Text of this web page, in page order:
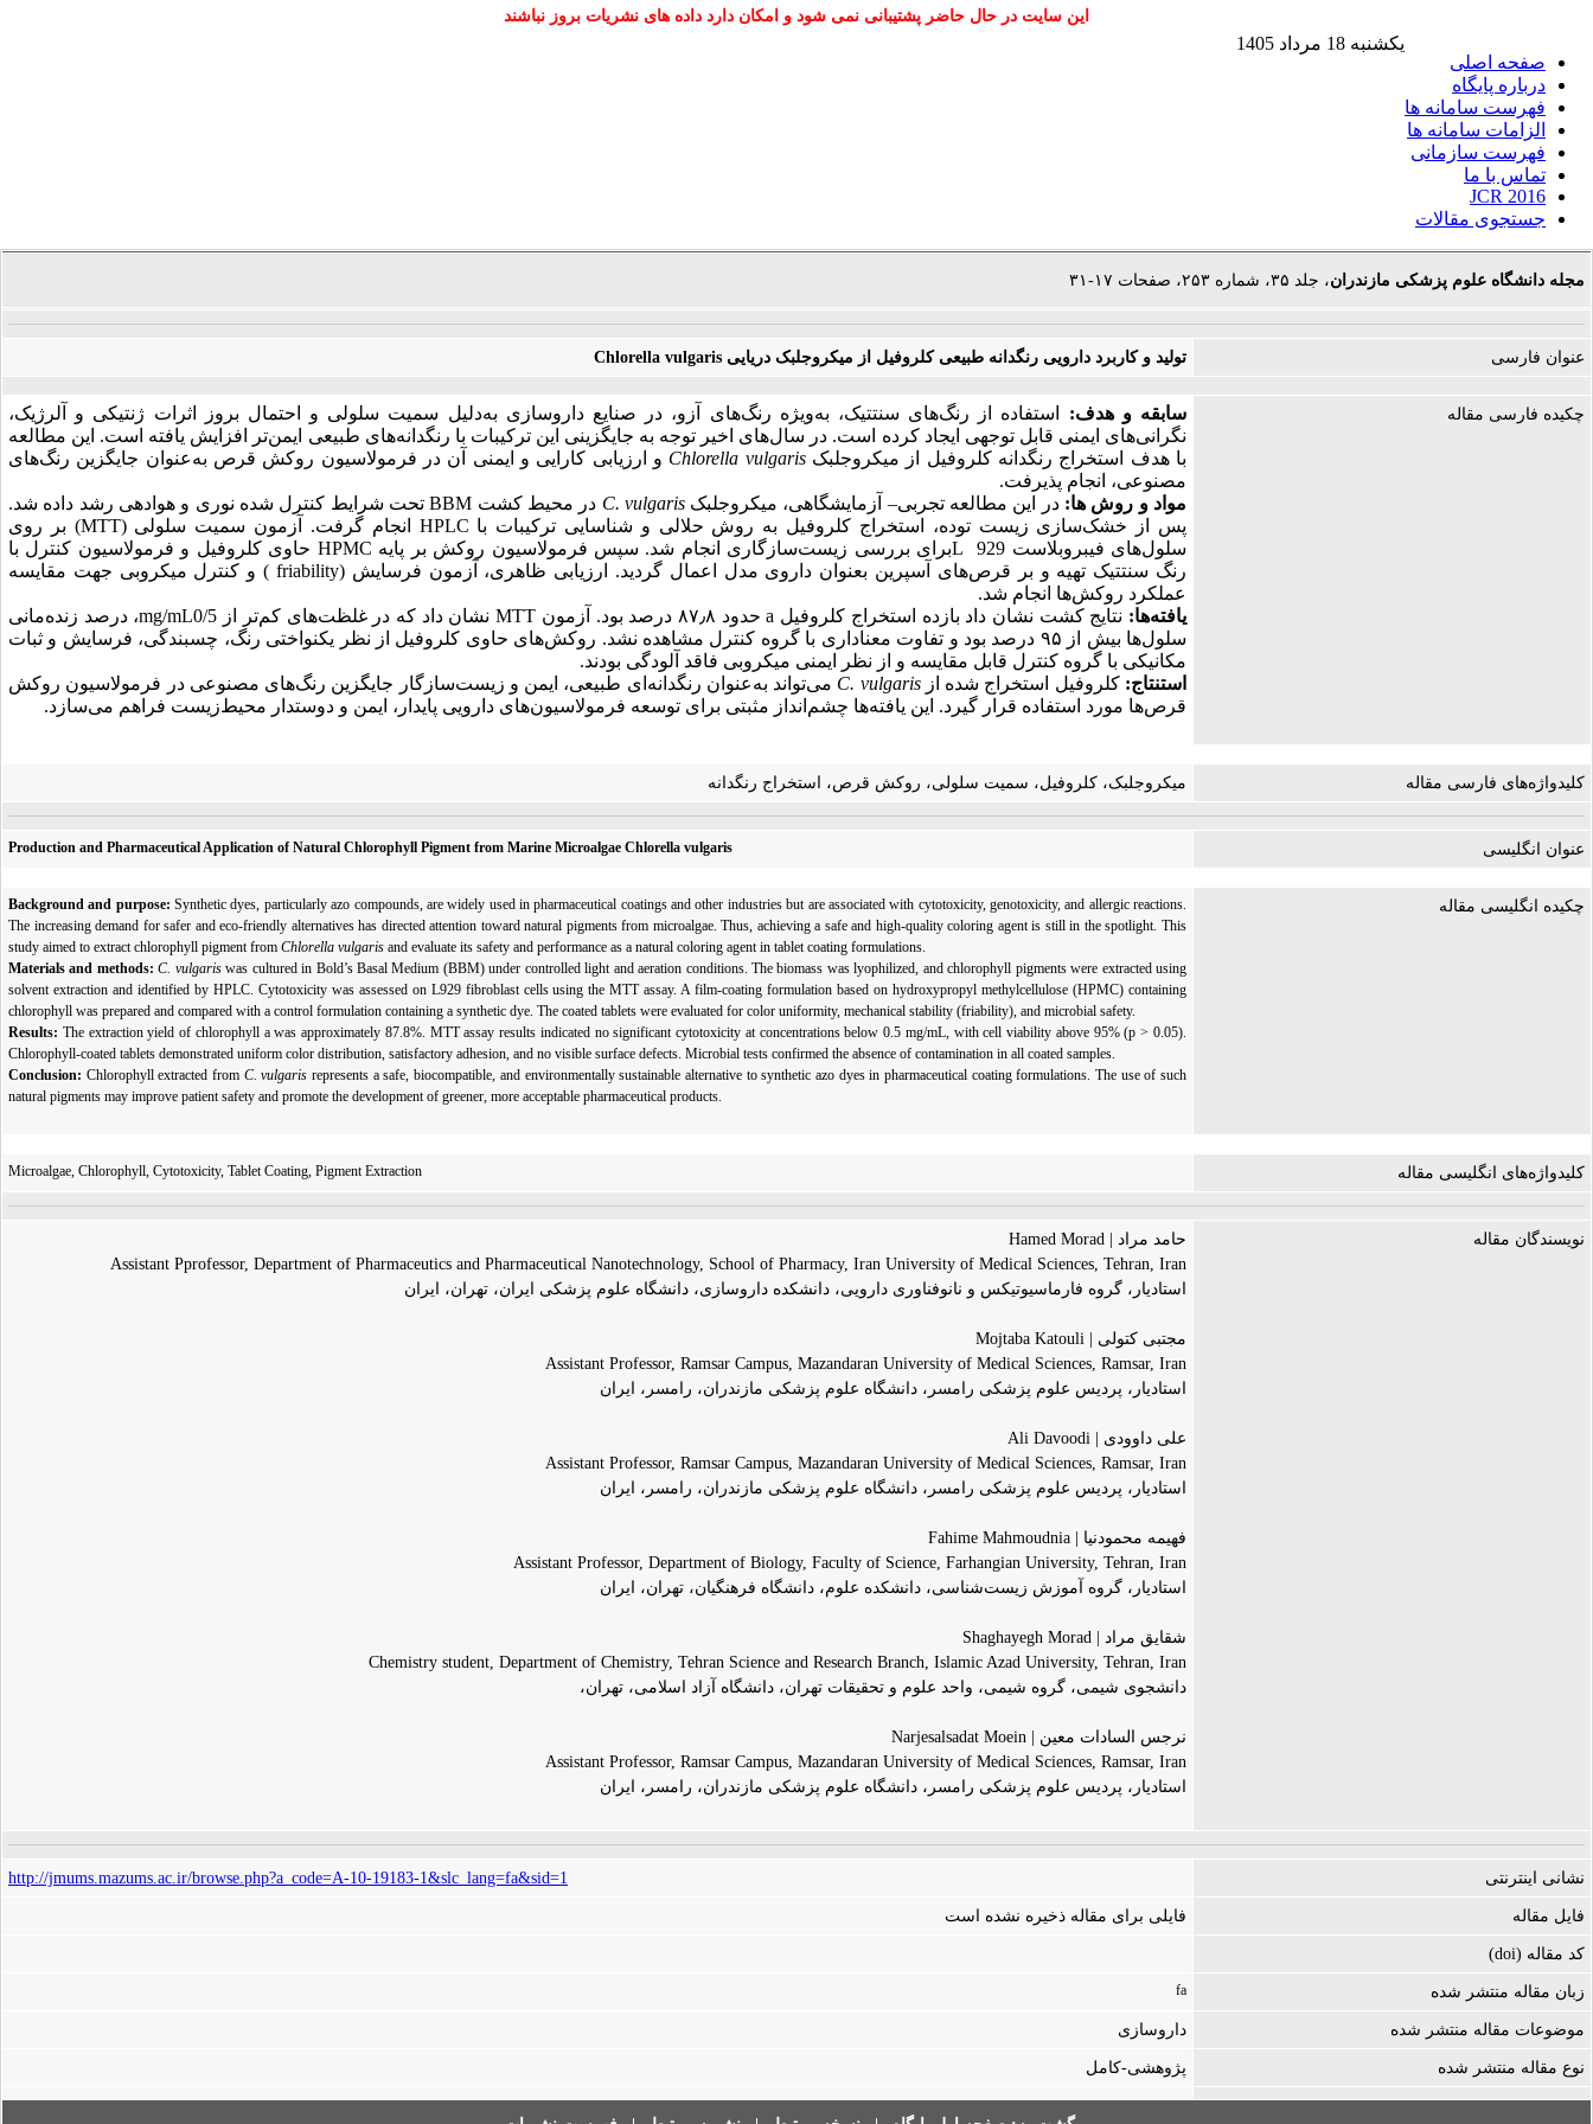
این سایت در حال حاضر پشتیبانی نمی شود و امکان دارد داده های نشریات بروز نباشند
صفحه اصلی
درباره پایگاه
فهرست سامانه ها
الزامات سامانه ها
فهرست سازمانی
تماس با ما
JCR 2016
جستجوی مقالات
یکشنبه 18 مرداد 1405
مجله دانشگاه علوم پزشکی مازندران، جلد ۳۵، شماره ۲۵۳، صفحات ۱۷-۳۱
عنوان فارسی تولید و کاربرد دارویی رنگدانه طبیعی کلروفیل از میکروجلبک دریایی Chlorella vulgaris
چکیده فارسی مقاله سابقه و هدف:
استفاده از رنگ‌های سنتتیک، به‌ویژه رنگ‌های آزو، در صنایع داروسازی به‌دلیل سمیت سلولی و احتمال بروز اثرات ژنتیکی و آلرژیک،
نگرانی‌های ایمنی قابل ‌توجهی ایجاد کرده است. در سال‌های اخیر توجه به جایگزینی این ترکیبات با رنگدانه‌های طبیعی ایمن‌تر افزایش یافته است. این مطالعه
با هدف استخراج رنگدانه کلروفیل از میکروجلبکChlorella vulgaris و
ارزیابی کارایی و ایمنی آن در فرمولاسیون روکش قرص به‌عنوان جایگزین رنگ‌های
مصنوعی، انجام پذیرفت.
مواد و روش ها: در این مطالعه تجربی– آزمایشگاهی، میکروجلبکC. vulgaris در محیط کشت تحت شرایط کنترل ‌شده نوری و هوادهی رشد داده شد.
پس از خشک‌سازی زیست ‌توده، استخراج کلروفیل به روش حلالی و شناسایی ترکیبات با
انجام گرفت. آزمون سمیت سلولی (MTT) بر روی
سلول‌های فیبروبلاست 929
برای بررسی زیست‌سازگاری انجام شد. سپس فرمولاسیون روکش بر پایه
حاوی کلروفیل و فرمولاسیون کنترل با
رنگ سنتتیک تهیه و بر قرص‌های آسپرین بعنوان داروی مدل اعمال گردید. ارزیابی ظاهری، آزمون فرسایش (friability ) و کنترل میکروبی جهت مقایسه
عملکرد روکش‌ها انجام شد.
یافتهها: نتایج کشت نشان داد بازده استخراج کلروفیل حدود ۸۷ ٫۸ درصد بود. آزمون نشان داد که در غلظت‌های کم‌تر از 0/5 mg/mL، درصد زنده‌مانی
سلول‌ها بیش از ۹۵ درصد بود و تفاوت معناداری با گروه کنترل مشاهده نشد. روکش‌های حاوی کلروفیل از نظر یکنواختی رنگ، چسبندگی، فرسایش و ثبات
مکانیکی با گروه کنترل قابل مقایسه و از نظر ایمنی میکروبی فاقد آلودگی بودند.
استنتاج: کلروفیل استخراج‌ شده ازC. vulgaris می‌تواند به‌عنوان رنگدانه‌ای طبیعی، ایمن و زیست‌سازگار جایگزین رنگ‌های مصنوعی در فرمولاسیون روکش
قرص‌ها مورد استفاده قرار گیرد. این یافته‌ها چشم‌انداز مثبتی برای توسعه فرمولاسیون‌های دارویی پایدار، ایمن و دوستدار محیط‌زیست فراهم می‌سازد.
کلیدواژه‌های فارسی مقاله میکروجلبک، کلروفیل، سمیت سلولی، روکش قرص، استخراج رنگدانه
عنوان انگلیسی Production and Pharmaceutical Application of Natural Chlorophyll Pigment from Marine Microalgae Chlorella vulgaris
چکیده انگلیسی مقاله Background and purpose: Synthetic dyes, particularly azo compounds, are widely used in pharmaceutical coatings and other industries but are associated with cytotoxicity, genotoxicity, and allergic reactions.
The increasing demand for safer and eco-friendly alternatives has directed attention toward natural pigments from microalgae. Thus, achieving a safe and high-quality coloring agent is still in the spotlight. This
study aimed to extract chlorophyll pigment from Chlorella vulgaris and evaluate its safety and performance as a natural coloring agent in tablet coating formulations.
Materials and methods: C. vulgariswas cultured in Bold’s Basal Medium (BBM) under controlled light and aeration conditions. The biomass was lyophilized, and chlorophyll pigments were extracted using
solvent extraction and identified by HPLC. Cytotoxicity was assessed on L929 fibroblast cells using the MTT assay. A film-coating formulation based on hydroxypropyl methylcellulose (HPMC) containing
chlorophyll was prepared and compared with a control formulation containing a synthetic dye. The coated tablets were evaluated for color uniformity, mechanical stability (friability), and microbial safety.
Results: The extraction yield of chlorophyll a was approximately 87.8%. MTT assay results indicated no significant cytotoxicity at concentrations below 0.5 mg/mL, with cell viability above 95% (p > 0.05).
Chlorophyll-coated tablets demonstrated uniform color distribution, satisfactory adhesion, and no visible surface defects. Microbial tests confirmed the absence of contamination in all coated samples.
Conclusion: Chlorophyll extracted from C. vulgaris represents a safe, biocompatible, and environmentally sustainable alternative to synthetic azo dyes in pharmaceutical coating formulations. The use of such
natural pigments may improve patient safety and promote the development of greener, more acceptable pharmaceutical products.
کلیدواژه‌های انگلیسی مقاله Microalgae, Chlorophyll, Cytotoxicity, Tablet Coating, Pigment Extraction
نویسندگان مقاله
حامد مراد | Hamed Morad
Assistant Pprofessor, Department of Pharmaceutics and Pharmaceutical Nanotechnology, School of Pharmacy, Iran University of Medical Sciences, Tehran, Iran
استادیار، گروه فارماسیوتیکس و نانوفناوری دارویی، دانشکده داروسازی، دانشگاه علوم پزشکی ایران، تهران، ایران
مجتبی کتولی | Mojtaba Katouli
Assistant Professor, Ramsar Campus, Mazandaran University of Medical Sciences, Ramsar, Iran
استادیار، پردیس علوم پزشکی رامسر، دانشگاه علوم پزشکی مازندران، رامسر، ایران
علی داوودی | Ali Davoodi
Assistant Professor, Ramsar Campus, Mazandaran University of Medical Sciences, Ramsar, Iran
استادیار، پردیس علوم پزشکی رامسر، دانشگاه علوم پزشکی مازندران، رامسر، ایران
فهیمه محمودنیا | Fahime Mahmoudnia
Assistant Professor, Department of Biology, Faculty of Science, Farhangian University, Tehran, Iran
استادیار، گروه آموزش زیست‌شناسی، دانشکده علوم، دانشگاه فرهنگیان، تهران، ایران
شقایق مراد | Shaghayegh Morad
Chemistry student, Department of Chemistry, Tehran Science and Research Branch, Islamic Azad University, Tehran, Iran
دانشجوی شیمی، گروه شیمی، واحد علوم و تحقیقات تهران، دانشگاه آزاد اسلامی، تهران،
نرجس السادات معین | Narjesalsadat Moein
Assistant Professor, Ramsar Campus, Mazandaran University of Medical Sciences, Ramsar, Iran
استادیار، پردیس علوم پزشکی رامسر، دانشگاه علوم پزشکی مازندران، رامسر، ایران
نشانی اینترنتی http://jmums.mazums.ac.ir/browse.php?a_code=A-10-19183-1&slc_lang=fa&sid=1
فایل مقاله فایلی برای مقاله ذخیره نشده است
کد مقاله (doi)
زبان مقاله منتشر شده fa
موضوعات مقاله منتشر شده داروسازی
نوع مقاله منتشر شده پژوهشی-کامل